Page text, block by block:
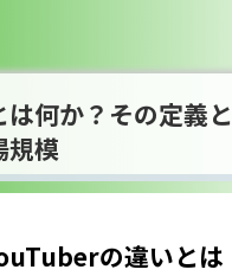
は何か？その定義と
規模
の違いとは